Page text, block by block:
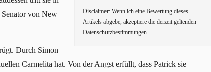
Disclaimer: Wenn ich eine Bewertung dieses
Artikels abgebe, akzeptiere die derzeit geltenden
Datenschutzbestimmungen.
von New
Durch Simon
Carmelita hat. Von der Angst erfüllt, dass Patrick sie